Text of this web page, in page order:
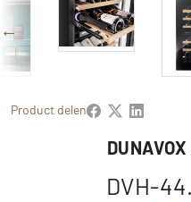
Product delen
DVH-